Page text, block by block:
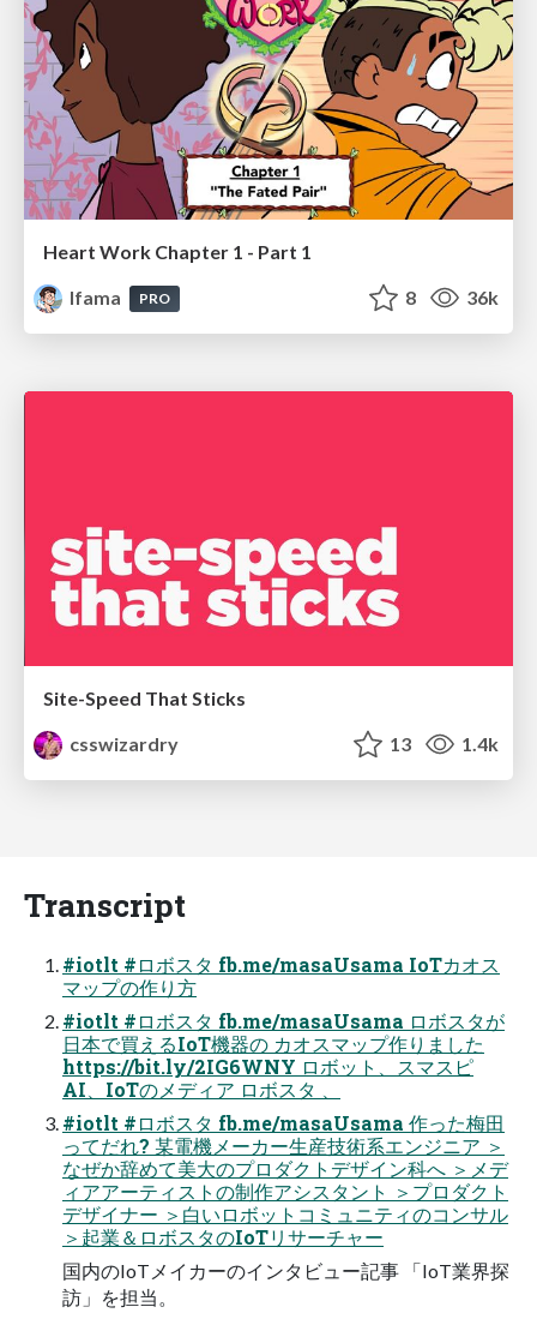
Heart Work Chapter 1 - Part 1
lfama
PRO 8 36k
Site-Speed That Sticks
csswizardry
13 1.4k
Transcript
#iotlt #ロボスタ fb.me/masaUsama IoTカオス
マップの作り方
#iotlt #ロボスタ fb.me/masaUsama ロボスタが
日本で買えるIoT機器の カオスマップ作りました
https://bit.ly/2IG6WNY ロボット、スマスピ
AI、IoTのメディア ロボスタ 、
#iotlt #ロボスタ fb.me/masaUsama 作った梅田
ってだれ? 某電機メーカー生産技術系エンジニア ＞
なぜか辞めて美大のプロダクトデザイン科へ ＞メデ
ィアアーティストの制作アシスタント ＞プロダクト
デザイナー ＞白いロボットコミュニティのコンサル
＞起業＆ロボスタのIoTリサーチャー
国内のIoTメイカーのインタビュー記事 「IoT業界探
訪」を担当。